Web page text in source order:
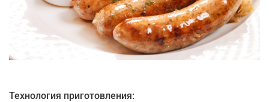
Технология приготовления: